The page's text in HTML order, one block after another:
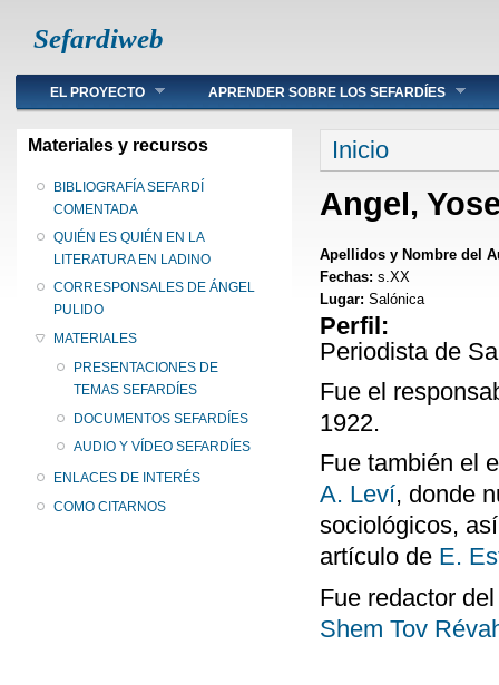
Sefardiweb
Main menu
EL PROYECTO APRENDER SOBRE LOS SEFARDÍES
Materiales y recursos
BIBLIOGRAFÍA SEFARDÍ
COMENTADA
QUIÉN ES QUIÉN EN LA
LITERATURA EN LADINO
CORRESPONSALES DE ÁNGEL
PULIDO
MATERIALES
PRESENTACIONES DE
TEMAS SEFARDÍES
DOCUMENTOS SEFARDÍES
AUDIO Y VÍDEO SEFARDÍES
ENLACES DE INTERÉS
COMO CITARNOS
Se encuentra
Inicio
Angel,
Apellidos y Nombre del
Fechas: s.XX
Lugar: Salónica
Perfil:
Periodista de
Fue el
1922.
Fue también el
A. Leví, donde
sociológicos,
artículo de E.
Fue redactor
Shem Tov